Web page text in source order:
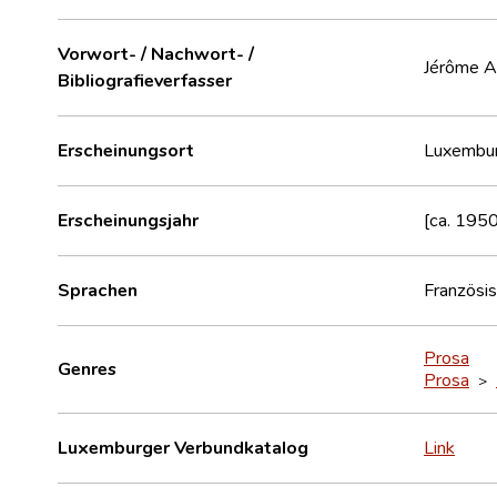
Vorwort- / Nachwort- /
Bibliografieverfasser
Jérôme
Erscheinungsort
Erscheinungsjahr [ca.
Sprachen
Genres
Prosa
Prosa >
Luxemburger Verbundkatalog Link